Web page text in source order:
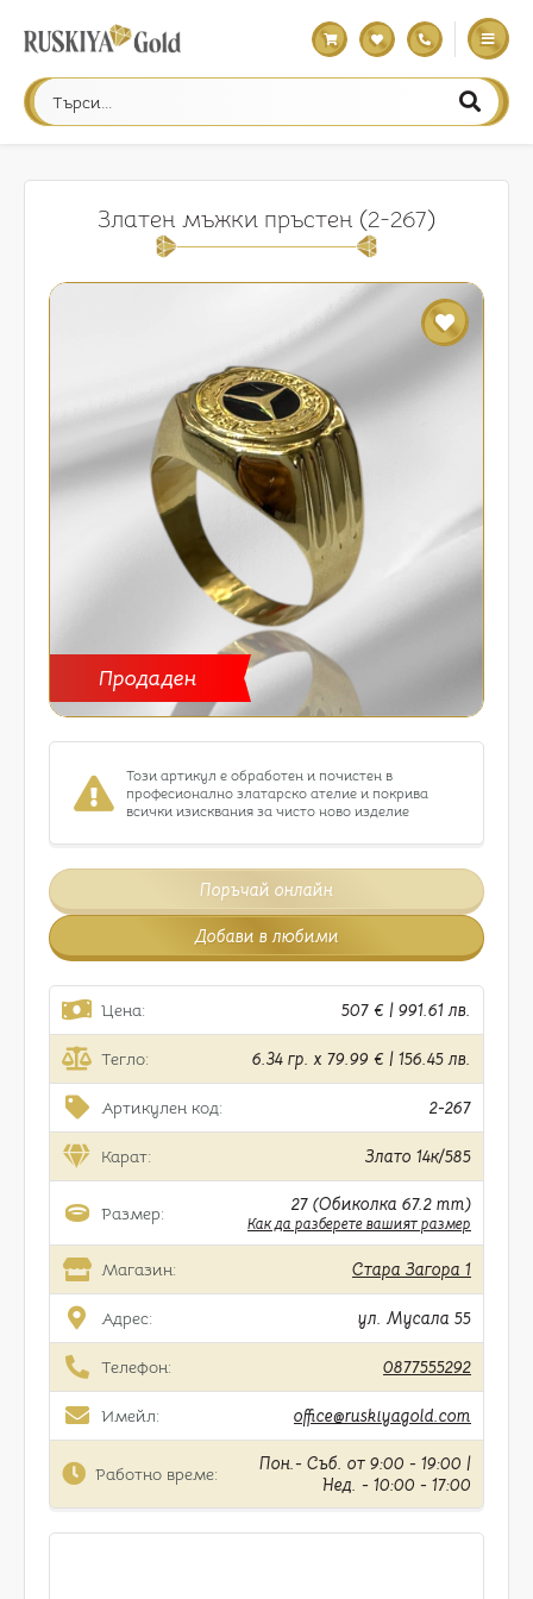
Златен мъжки пръстен (2-267)
Продаден
Този артикул е обработен и почистен в
професионално златарско ателие и покрива
всички изисквания за чисто ново изделие
Поръчай онлайн
Добави в любими
Цена: 507 € | 991.61 лв.
Тегло: 6.34 гр. x 79.99 € | 156.45 лв.
Артикулен код: 2-267
Карат: Злато 14к/585
Размер: 27 (Обиколка 67.2 mm)
Как да разберете вашият размер
Магазин: Стара Загора 1
Адрес: ул. Мусала 55
Телефон: 0877555292
Имейл: office@ruskiyagold.com
Работно време:
Пон.- Съб. от 9:00 - 19:00 |
Нед. - 10:00 - 17:00